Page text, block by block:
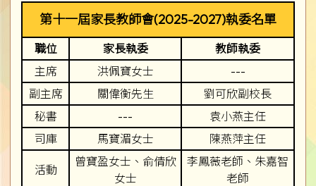
第十一屆家長教師會(2025-2027)執委名單
職位 家長執委
教師執委
主席
洪佩寶女士
---
副主席
關偉衡先生
劉可欣副校長
秘書
---
袁小燕主任
司庫
馬寶湄女士 陳燕萍主任
活動
曾寶盈女士、俞倩欣
女士
李鳳薇老師、朱嘉智
老師